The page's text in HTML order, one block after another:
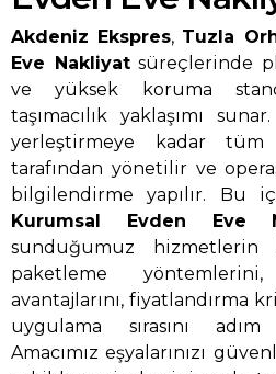
Akdeniz Ekspres, Tuzla
Eve Nakliyatsüreçlerinde
ve yüksek koruma
taşımacılık yaklaşımı
yerleştirmeye kadar
tarafından yönetilir ve
bilgilendirme yapılır. Bu
Kurumsal Evden Eve
sunduğumuz hizmetlerin
paketleme
avantajlarını, fiyatlandırma
uygulama sırasını
Amacımız eşyalarınızı